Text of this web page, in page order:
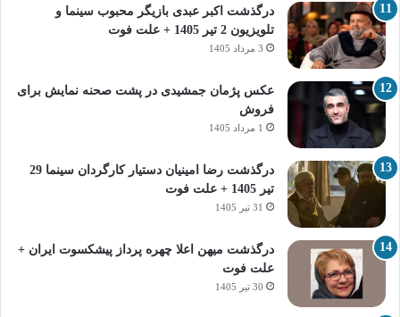
درگذشت اکبر عبدی بازیگر محبوب سینما و
تلویزیون 2 تیر 1405 + علت فوت
3 مرداد 1405
عکس پژمان جمشیدی در پشت صحنه نمایش برای
فروش
1 مرداد 1405
درگذشت رضا امینیان دستیار کارگردان سینما 29
تیر 1405 + علت فوت
31 تیر 1405
درگذشت میهن اعلا چهره پرداز پیشکسوت ایران +
علت فوت
30 تیر 1405